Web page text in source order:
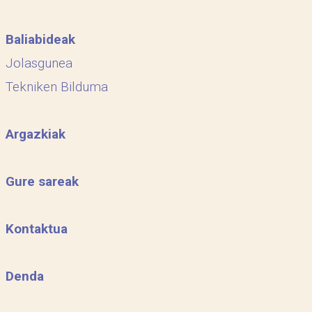
Baliabideak
Jolasgunea
Tekniken Bilduma
Argazkiak
Gure sareak
Kontaktua
Denda